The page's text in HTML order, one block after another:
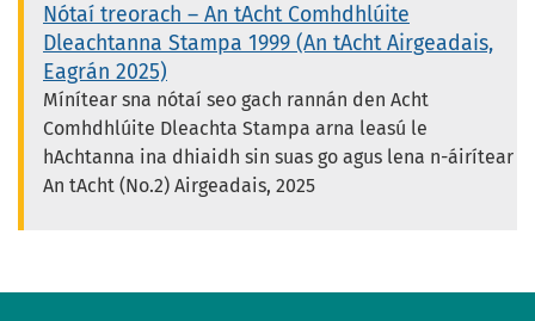
Nótaí treorach – An tAcht Comhdhlúite
Dleachtanna Stampa 1999 (An tAcht Airgeadais,
Eagrán 2025)
Mínítear sna nótaí seo gach rannán den Acht
Comhdhlúite Dleachta Stampa arna leasú le
hAchtanna ina dhiaidh sin suas go agus lena n-áirítear
An tAcht (No.2) Airgeadais, 2025